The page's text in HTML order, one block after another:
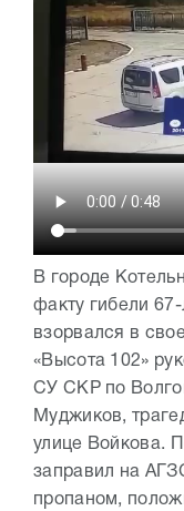
В городе
факту гибели 67-
взорвался в
«Высота 102»
СУ СКР по
Муджиков,
улице Войкова.
заправил на
пропаном,